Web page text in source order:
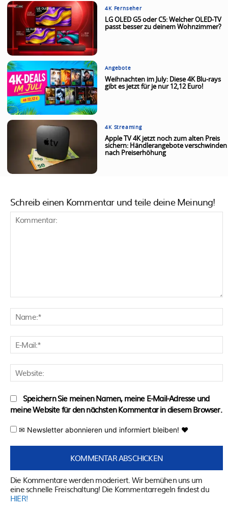
4K Fernseher
LG OLED G5 oder C5: Welcher OLED-TV
passt besser zu deinem Wohnzimmer?
Angebote
Weihnachten im July: Diese 4K Blu-rays
gibt es jetzt für je nur 12,12 Euro!
4K Streaming
Apple TV 4K jetzt noch zum alten Preis
sichern: Händlerangebote verschwinden
nach Preiserhöhung
Schreib einen Kommentar und teile deine Meinung!
Speichern Sie meinen Namen, meine E-Mail-Adresse und
meine Website für den nächsten Kommentar in diesem Browser.
✉ Newsletter abonnieren und informiert bleiben! ♥
Die Kommentare werden moderiert. Wir bemühen uns um
eine schnelle Freischaltung! Die Kommentarregeln findest du
HIER!